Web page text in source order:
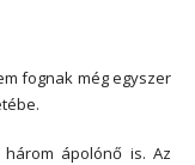
fognak még egyszer
ápolónő is. Az